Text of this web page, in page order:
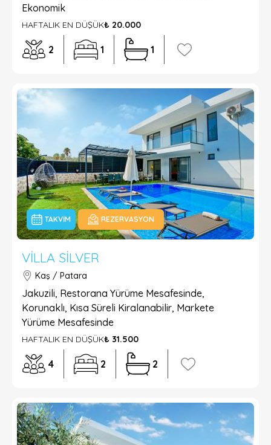
Ekonomik
HAFTALIK EN DÜŞÜK₺ 20.000
2 1 1
TAKVIM REZERVASYON
VILLA SILVER
Kaş / Patara
Jakuzili, Restorana Yürüme Mesafesinde,
Korunaklı, Kısa Süreli Kiralanabilir, Markete
Yürüme Mesafesinde
HAFTALIK EN DÜŞÜK₺ 31.500
4 2 2